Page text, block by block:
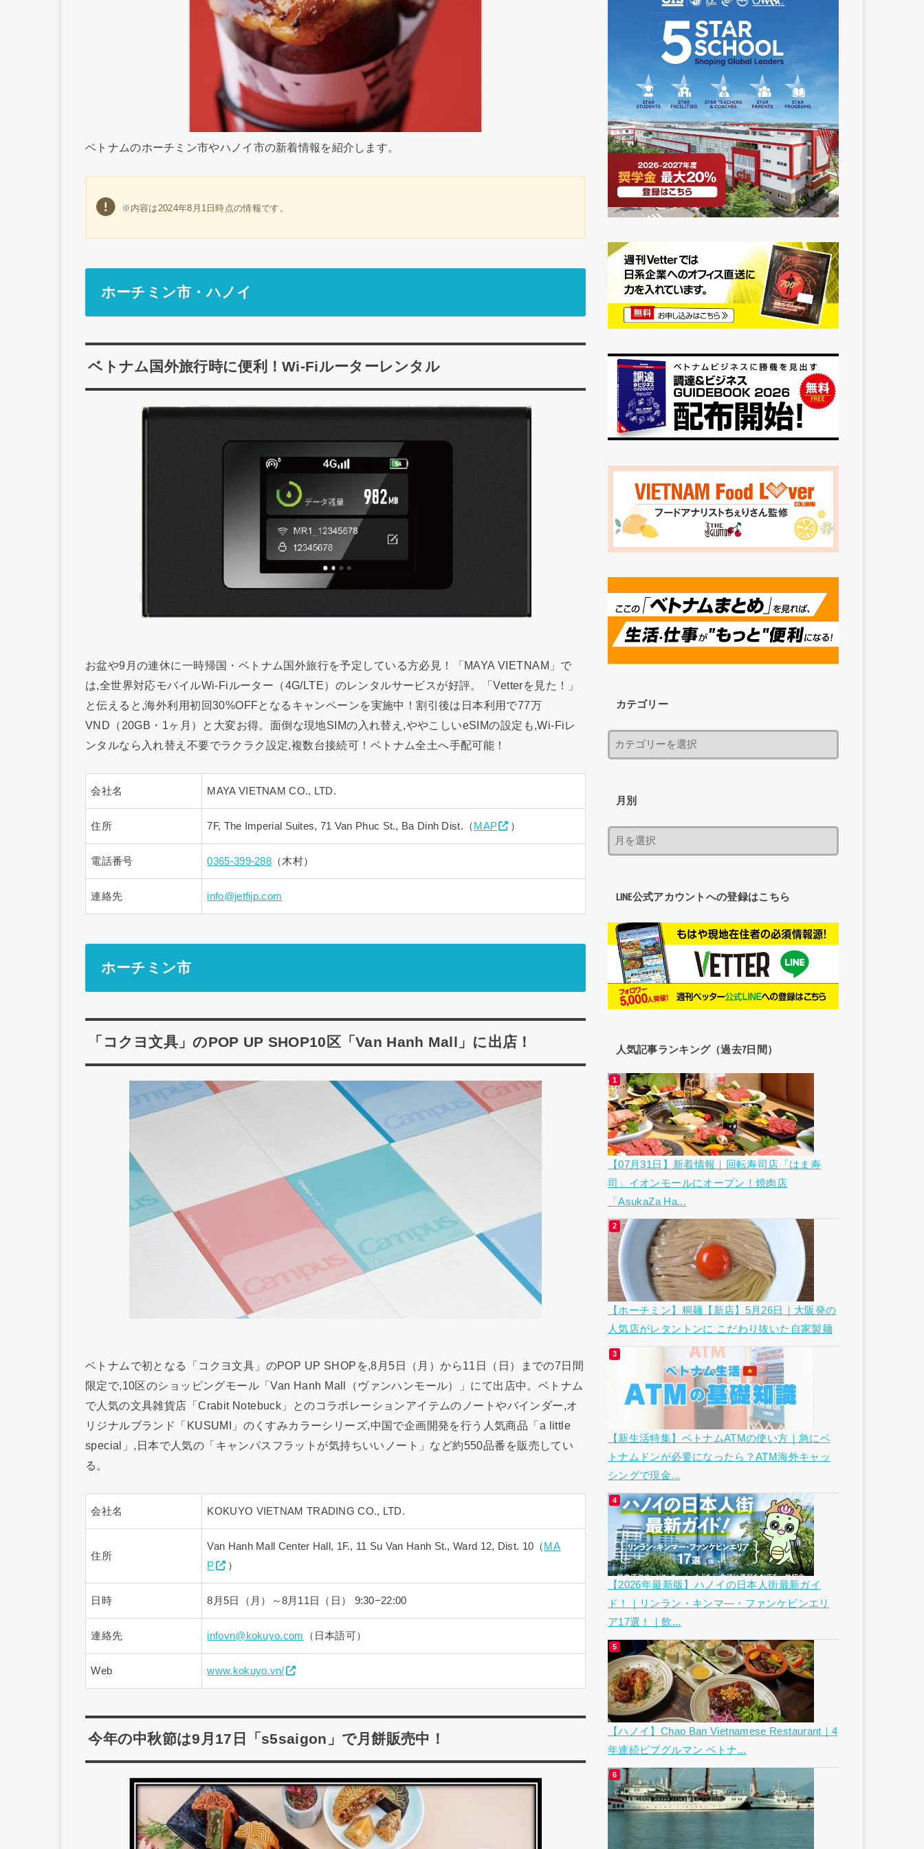
ベトナムのホーチミン市やハノイ市の新着情報を紹介します。
※内容は2024年8月1日時点の情報です。
ホーチミン市・ハノイ
ベトナム国外旅行時に便利！Wi-Fiルーターレンタル
お盆や9月の連休に一時帰国・ベトナム国外旅行を予定している方必見！「MAYA VIETNAM」で
は,全世界対応モバイルWi-Fiルーター（4G/LTE）のレンタルサービスが好評。「Vetterを見た！」
と伝えると,海外利用初回30%OFFとなるキャンペーンを実施中！割引後は日本利用で77万
VND（20GB・1ヶ月）と大変お得。面倒な現地SIMの入れ替え,ややこしいeSIMの設定も,Wi-Fiレ
ンタルなら入れ替え不要でラクラク設定,複数台接続可！ベトナム全土へ手配可能！
会社名 MAYA VIETNAM CO., LTD.
住所 7F, The Imperial Suites, 71 Van Phuc St., Ba Dinh Dist.（ MAP ）
電話番号 0365-399-288 （木村）
連絡先 info@jetfijp.com
ホーチミン市
「コクヨ文具」のPOP UP SHOP10区「Van Hanh Mall」に出店！
ベトナムで初となる「コクヨ文具」のPOP UP SHOPを,8月5日（月）から11日（日）までの7日間
限定で,10区のショッピングモール「Van Hanh Mall（ヴァンハンモール）」にて出店中。ベトナム
で人気の文具雑貨店「Crabit Notebuck」とのコラボレーションアイテムのノートやバインダー,オ
リジナルブランド「KUSUMI」のくすみカラーシリーズ,中国で企画開発を行う人気商品「a little
special」,日本で人気の「キャンパスフラットが気持ちいいノート」など約550品番を販売してい
る。
会社名 KOKUYO VIETNAM TRADING CO., LTD.
住所
Van Hanh Mall Center Hall, 1F., 11 Su Van Hanh St., Ward 12, Dist. 10（ MA
P
）
日時 8月5日（月）～8月11日（日） 9:30−22:00
連絡先 infovn@kokuyo.com （日本語可）
Web www.kokuyo.vn/
今年の中秋節は9月17日「s5saigon」で月餅販売中！
カテゴリー
月別
LINE公式アカウントへの登録はこちら
人気記事ランキング（過去7日間）
【07月31日】新着情報｜回転寿司店「はま寿
司」イオンモールにオープン！焼肉店
「AsukaZa Ha...
【ホーチミン】桐麺【新店】5月26日｜大阪発の
人気店がレタントンに こだわり抜いた自家製麺
【新生活特集】ベトナムATMの使い方｜急にベ
トナムドンが必要になったら？ATM海外キャッ
シングで現金...
【2026年最新版】ハノイの日本人街最新ガイ
ド！｜リンラン・キンマ―・ファンケビンエリ
ア17選！｜飲...
【ハノイ】Chao Ban Vietnamese Restaurant｜4
年連続ビブグルマン ベトナ...